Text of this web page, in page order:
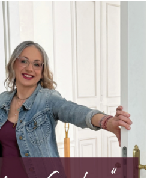
350,00 zł.